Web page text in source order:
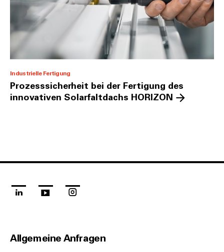
Industrielle Fertigung
Prozesssicherheit bei der Fertigung des
innovativen Solarfaltdachs HORIZON
linkedinyoutube
Allgemeine Anfragen